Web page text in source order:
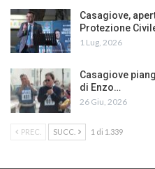
Casagiove,
Protezione
1 Lug, 2026
Casagiove
di Enzo…
26 Giu, 2026
PREC. SUCC. 1 di 1.339